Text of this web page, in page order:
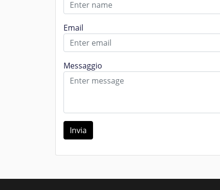
Email
Messaggio
Invia